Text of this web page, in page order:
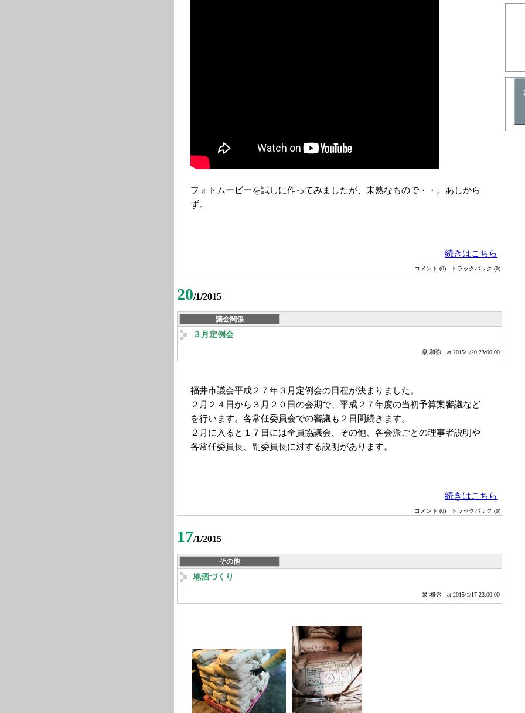
フォトムービーを試しに作ってみましたが、未熟なもので・・。あしから
ず。
続きはこちら
コメント (0) トラックバック (0)
20/1/2015
議会関係
３月定例会
泉 和弥 at 2015/1/20 23:00:00
福井市議会平成２７年３月定例会の日程が決まりました。
２月２４日から３月２０日の会期で、平成２７年度の当初予算案審議など
を行います。各常任委員会での審議も２日間続きます。
２月に入ると１７日には全員協議会、その他、各会派ごとの理事者説明や
各常任委員長、副委員長に対する説明があります。
続きはこちら
コメント (0) トラックバック (0)
17/1/2015
その他
地酒づくり
泉 和弥 at 2015/1/17 23:00:00